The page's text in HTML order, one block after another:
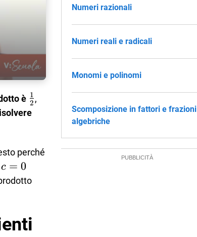
è \frac{1}
{2}
2
1 ,
perché
c = 0
Numeri razionali
Numeri reali e radicali
Monomi e polinomi
Scomposizione in fattori e frazioni
algebriche